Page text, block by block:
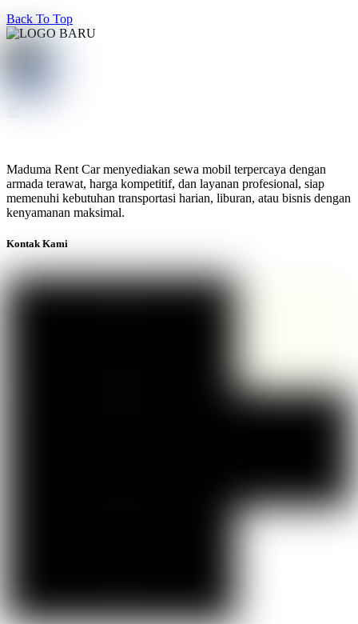
Back To Top
Maduma Rent Car menyediakan sewa mobil terpercaya dengan
armada terawat, harga kompetitif, dan layanan profesional, siap
memenuhi kebutuhan transportasi harian, liburan, atau bisnis dengan
kenyamanan maksimal.
Kontak Kami